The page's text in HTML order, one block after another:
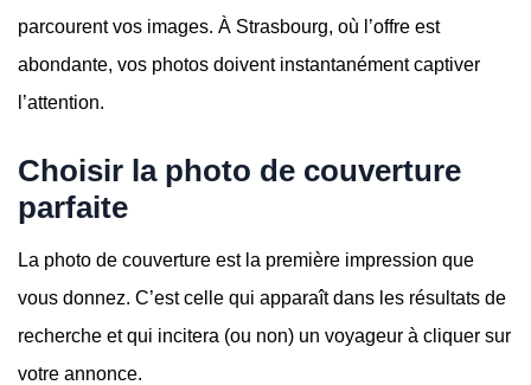
parcourent vos images. À Strasbourg, où l’offre est
abondante, vos photos doivent instantanément captiver
l’attention.
Choisir la photo de couverture
parfaite
La photo de couverture est la première impression que
vous donnez. C’est celle qui apparaît dans les résultats de
recherche et qui incitera (ou non) un voyageur à cliquer sur
votre annonce.